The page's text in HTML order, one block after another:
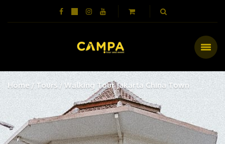
Home Tours Walking Tour Jakarta China Town